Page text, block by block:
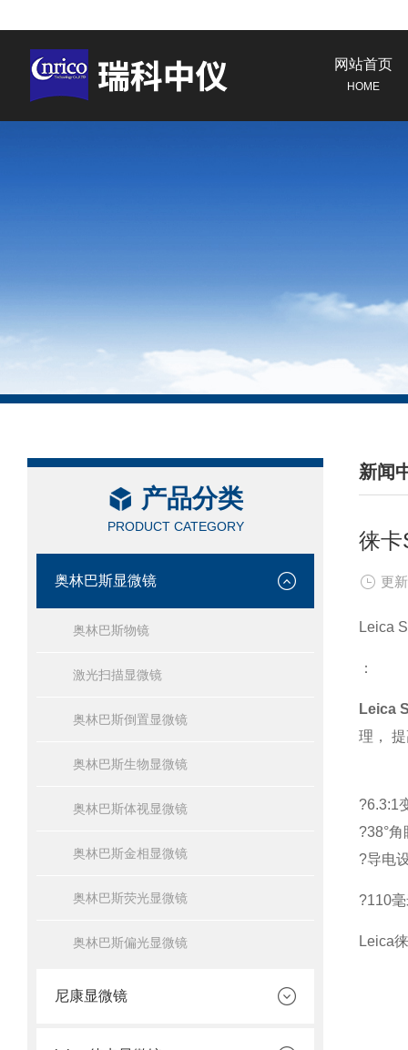
网站首页
HOME
产品分类
PRODUCT CATEGORY
奥林巴斯显微镜
奥林巴斯物镜
激光扫描显微镜
奥林巴斯倒置显微镜
奥林巴斯生物显微镜
奥林巴斯体视显微镜
奥林巴斯金相显微镜
奥林巴斯荧光显微镜
奥林巴斯偏光显微镜
尼康显微镜
新闻
/
徕卡
更
Leica
：
Leica
理，
?6.3:1
?38°
?导电
?110
Leica